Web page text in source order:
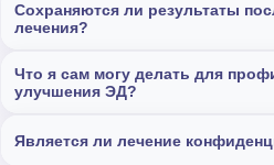
Сохраняются ли результаты
лечения?
Что я сам могу делать для
улучшения ЭД?
Является ли лечение